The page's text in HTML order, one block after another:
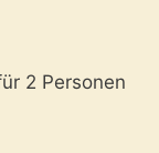
2 Personen